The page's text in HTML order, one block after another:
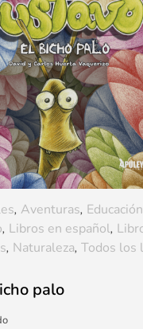
palo
, Aventuras, Educación
, Libros en español,
, Naturaleza, Todos los